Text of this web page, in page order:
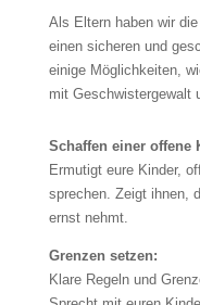
Als Eltern haben wir
einen sicheren und
einige Möglichkeiten,
mit Geschwistergewalt
Schaffen einer offene
Ermutigt eure Kinder,
sprechen. Zeigt ihnen,
ernst nehmt.
Grenzen setzen:
Klare Regeln und